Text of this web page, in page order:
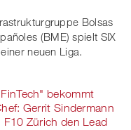
Bolsas
(BME) spielt SIX
neuen Liga.
bekommt
Gerrit Sindermann
F10 Zürich den Lead